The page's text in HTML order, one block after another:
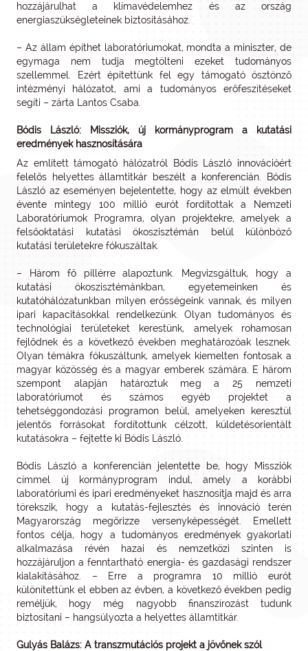
hozzájárulhat a klímavédelemhez és az ország
energiaszükségleteinek biztosításához.
– Az állam építhet laboratóriumokat, mondta a miniszter, de
egymaga nem tudja megtölteni ezeket tudományos
szellemmel. Ezért építettünk fel egy támogató ösztönző
intézményi hálózatot, ami a tudományos erőfeszítéseket
segíti – zárta Lantos Csaba.
Bódis László: Missziók, új kormányprogram a kutatási
eredmények hasznosítására
Az említett támogató hálózatról Bódis László innovációért
felelős helyettes államtitkár beszélt a konferencián. Bódis
László az eseményen bejelentette, hogy az elmúlt években
évente mintegy 100 millió eurót fordítottak a Nemzeti
Laboratóriumok Programra, olyan projektekre, amelyek a
felsőoktatási kutatási ökoszisztémán belül különböző
kutatási területekre fókuszáltak.
– Három fő pillérre alapoztunk. Megvizsgáltuk, hogy a
kutatási ökoszisztémánkban, egyetemeinken és
kutatóhálózatunkban milyen erősségeink vannak, és milyen
ipari kapacitásokkal rendelkezünk. Olyan tudományos és
technológiai területeket kerestünk, amelyek rohamosan
fejlődnek és a következő években meghatározóak lesznek.
Olyan témákra fókuszáltunk, amelyek kiemelten fontosak a
magyar közösség és a magyar emberek számára. E három
szempont alapján határoztuk meg a 25 nemzeti
laboratóriumot és számos egyéb projektet a
tehetséggondozási programon belül, amelyeken keresztül
jelentős forrásokat fordítottunk célzott, küldetésorientált
kutatásokra – fejtette ki Bódis László.
Bódis László a konferencián jelentette be, hogy Missziók
címmel új kormányprogram indul, amely a korábbi
laboratóriumi és ipari eredményeket hasznosítja majd és arra
törekszik, hogy a kutatás-fejlesztés és innováció terén
Magyarország megőrizze versenyképességét. Emellett
fontos célja, hogy a tudományos eredmények gyakorlati
alkalmazása révén hazai és nemzetközi szinten is
hozzájáruljon a fenntartható energia- és gazdasági rendszer
kialakításához. – Erre a programra 10 millió eurót
különítettünk el ebben az évben, a következő években pedig
reméljük, hogy még nagyobb finanszírozást tudunk
biztosítani – hangsúlyozta a helyettes államtitkár.
Gulyás Balázs: A transzmutációs projekt a jövőnek szól